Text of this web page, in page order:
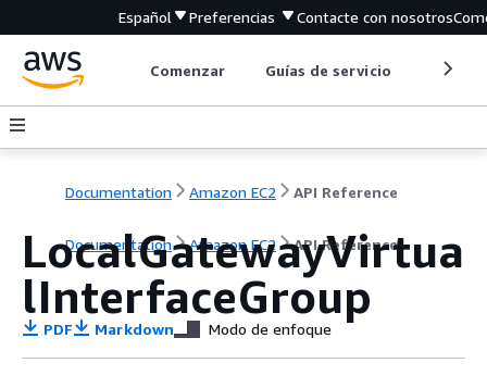
Español Preferencias Contacte con nosotros
Comenzar Guías de servicio
Documentation Amazon EC2 API Reference
Documentation Amazon EC2 API Reference
LocalGatewayVirtua
lInterfaceGroup
PDF Markdown Modo de enfoque